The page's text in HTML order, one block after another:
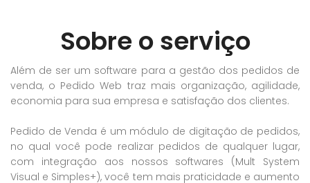
Sobre o serviço
Além de ser um software para a gestão dos pedidos de
venda, o Pedido Web traz mais organização, agilidade,
economia para sua empresa e satisfação dos clientes.
Pedido de Venda é um módulo de digitação de pedidos,
no qual você pode realizar pedidos de qualquer lugar,
com integração aos nossos softwares (Mult System
Visual e Simples+), você tem mais praticidade e aumento